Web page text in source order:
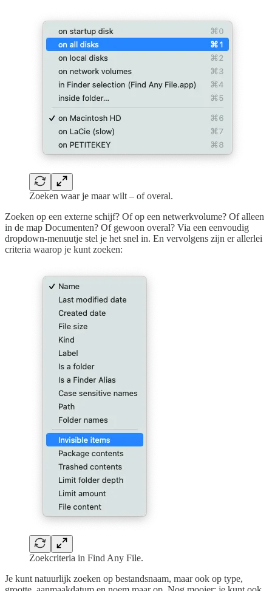
Zoeken waar je maar wilt – of overal.
Zoeken op een externe schijf? Of op een netwerkvolume? Of alleen
in de map Documenten? Of gewoon overal? Via een eenvoudig
dropdown-menuutje stel je het snel in. En vervolgens zijn er allerlei
criteria waarop je kunt zoeken:
Zoekcriteria in Find Any File.
Je kunt natuurlijk zoeken op bestandsnaam, maar ook op type,